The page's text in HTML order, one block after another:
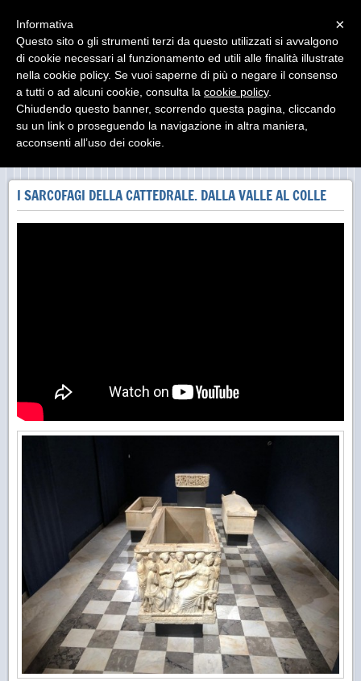
MUseo DIocesano Agrigento
Il Museo Diocesano di Agrigento ha sede presso il
Palazzo Arcivescovile
MUDIA I SARCOFAGI
I SARCOFAGI DELLA CATTEDRALE. DALLA VALLE AL COLLE
×
Informativa
Questo sito o gli strumenti terzi da questo utilizzati si avvalgono
di cookie necessari al funzionamento ed utili alle finalità illustrate
nella cookie policy. Se vuoi saperne di più o negare il consenso
a tutti o ad alcuni cookie, consulta la cookie policy.
Chiudendo questo banner, scorrendo questa pagina, cliccando
su un link o proseguendo la navigazione in altra maniera,
acconsenti all’uso dei cookie.